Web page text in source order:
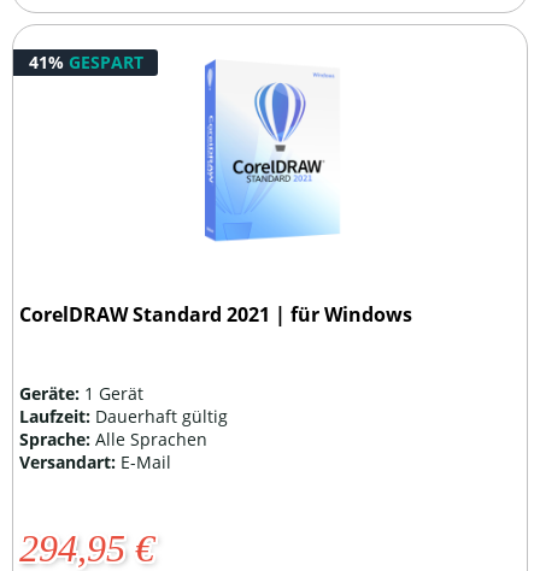
41% GESPART
CorelDRAW Standard 2021 | für Windows
Geräte: 1 Gerät
Laufzeit: Dauerhaft gültig
Sprache:Alle Sprachen
Versandart: E-Mail
294,95 €